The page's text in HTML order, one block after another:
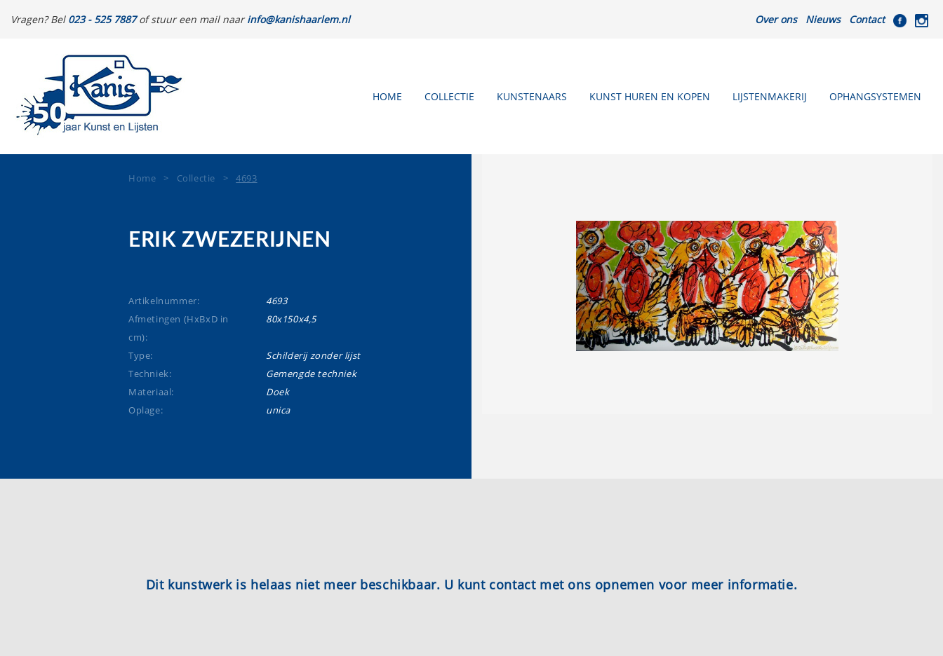
Vragen? Bel 023 - 525 7887of stuur een mail naarinfo@kanishaarlem.nl Over ons Nieuws Contact
HOME COLLECTIE KUNSTENAARS KUNST HUREN EN KOPEN LIJSTENMAKERIJ OPHANGSYSTEMEN
Home > Collectie >4693
ERIK ZWEZERIJNEN
Artikelnummer:
4693
Afmetingen (HxBxD in
cm):
80x150x4,5
Type:
Schilderij zonder lijst
Techniek:
Gemengde techniek
Materiaal:
Doek
Oplage:
unica
Dit kunstwerk is helaas niet meer beschikbaar. U kunt contact met ons opnemen voor meer informatie.